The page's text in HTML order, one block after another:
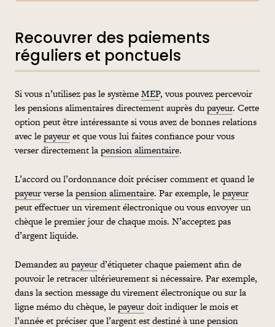
Recouvrer des paiements
réguliers et ponctuels
Si vous n’utilisez pas le systèmeMEP, vous pouvez percevoir
les pensions alimentaires directement auprès dupayeur. Cette
option peut être intéressante si vous avez de bonnes relations
avec lepayeuret que vous lui faites confiance pour vous
verser directement lapension alimentaire.
L’accord ou l’ordonnance doit préciser comment et quand le
payeurverse lapension alimentaire. Par exemple, lepayeur
peut effectuer un virement électronique ou vous envoyer un
chèque le premier jour de chaque mois. N’acceptez pas
d’argent liquide.
Demandez aupayeurd’étiqueter chaque paiement afin de
pouvoir le retracer ultérieurement si nécessaire. Par exemple,
dans la section message du virement électronique ou sur la
ligne mémo du chèque, lepayeurdoit indiquer le mois et
l’année et préciser que l’argent est destiné à unepension